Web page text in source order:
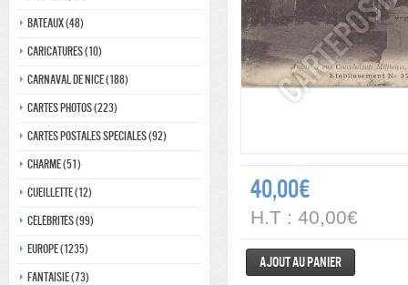
Bateaux (48)
Caricatures (10)
Carnaval de nice (188)
Cartes photos (223)
Cartes postales speciales (92)
Charme (51)
Cueillette (12)
Célébrités (99)
Europe (1235)
Fantaisie (73)
40,00€
H.T : 40,00€
Ajout au panier